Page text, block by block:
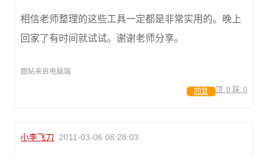
相信老师整理的这些工具一定都是非常实用的。晚上
回家了有时间就试试。谢谢老师分享。
跟帖来自电脑端
顶: 0 踩: 0
回复
小李飞刀 2011-03-06 08:28:03